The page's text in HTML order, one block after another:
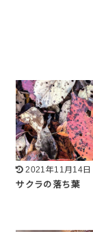
2021年11月14日
サクラの落ち葉